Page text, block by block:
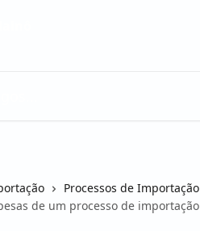
Processos de Importação
de um processo de importação